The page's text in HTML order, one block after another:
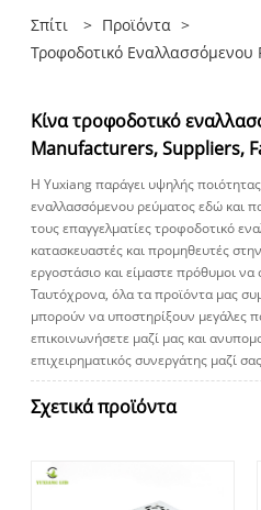
Σπίτι > Προϊόντα >
Τροφοδοτικό Εναλλασσόμενου
Κίνα τροφοδοτικό
Manufacturers, Suppliers,
Η Yuxiang παράγει υψηλής
εναλλασσόμενου ρεύματος εδώ και
τους επαγγελματίες τροφοδοτικό
κατασκευαστές και προμηθευτές
εργοστάσιο και είμαστε πρόθυμοι
Ταυτόχρονα, όλα τα προϊόντα μας
μπορούν να υποστηρίξουν μεγάλες
επικοινωνήσετε μαζί μας και
επιχειρηματικός συνεργάτης μαζί
Σχετικά προϊόντα